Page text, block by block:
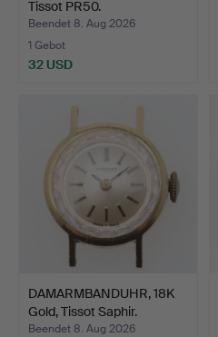
Tissot PR50.
Beendet 8. Aug 2026
1 Gebot
32 USD
DAMARMBANDUHR, 18K
Gold, Tissot Saphir.
Beendet 8. Aug 2026